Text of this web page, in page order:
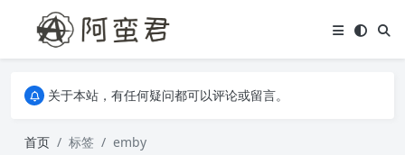
关于本站，有任何疑问都可以评论或留言。
关于本站，有任何疑问都可以评论或留言。
首页
标签 emby